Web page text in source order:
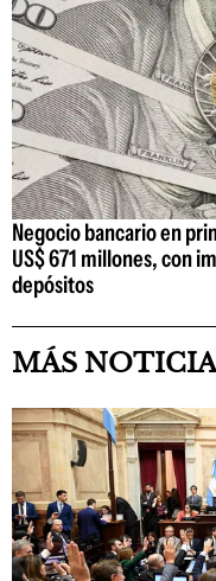
Negocio bancario en
US$ 671 millones, con
depósitos
MÁS